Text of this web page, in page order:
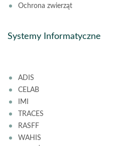
Ochrona zwierząt
Systemy Informatyczne
ADIS
CELAB
IMI
TRACES
RASFF
WAHIS